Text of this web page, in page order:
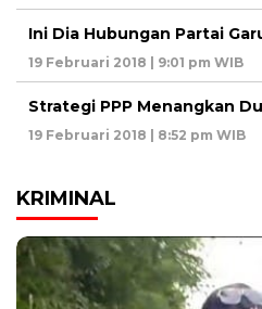
Ini Dia Hubungan Partai
19 Februari 2018 | 9:01 pm WIB
Strategi PPP Menangkan
19 Februari 2018 | 8:52 pm WIB
KRIMINAL